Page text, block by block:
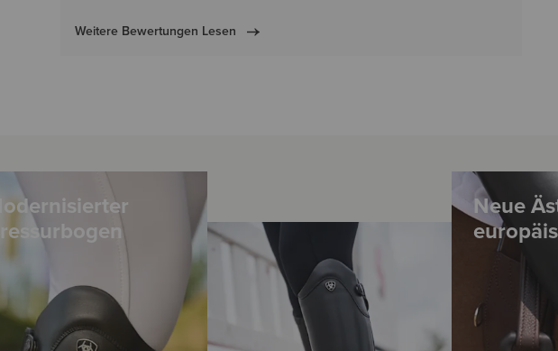
Weitere Bewertungen Lesen
Modernisierter
Dressurbogen
Neue